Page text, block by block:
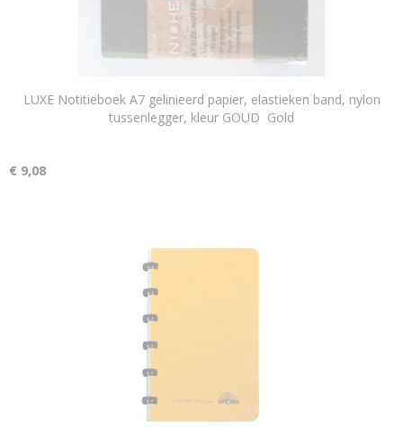
LUXE Notitieboek A7 gelinieerd papier, elastieken band, nylon
tussenlegger, kleur GOUD Gold
€ 9,08